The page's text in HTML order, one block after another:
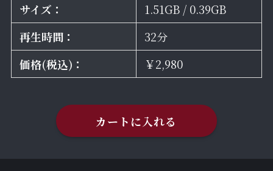
サイズ：
1.51GB / 0.39GB
再生時間：
32分
価格(税込)：
￥2,980
カートに入れる